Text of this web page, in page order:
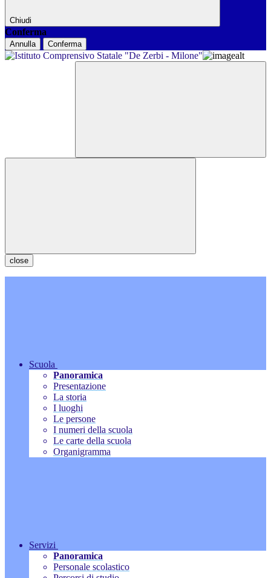
Chiudi
Conferma
Annulla Conferma
close
Scuola
Panoramica
Presentazione
La storia
I luoghi
Le persone
I numeri della scuola
Le carte della scuola
Organigramma
Servizi
Panoramica
Personale scolastico